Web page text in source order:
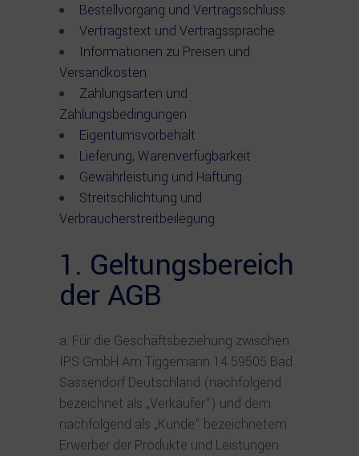
Bestellvorgang und Vertragsschluss
Vertragstext und Vertragssprache
Informationen zu Preisen und
Versandkosten
Zahlungsarten und
Zahlungsbedingungen
Eigentumsvorbehalt
Lieferung, Warenverfügbarkeit
Gewährleistung und Haftung
Streitschlichtung und
Verbraucherstreitbeilegung
1. Geltungsbereich
der AGB
Für die Geschäftsbeziehung zwischen
IPS GmbH Am Tiggemann 14 59505 Bad
Sassendorf Deutschland (nachfolgend
bezeichnet als „Verkäufer“) und dem
nachfolgend als „Kunde“ bezeichnetem
Erwerber der Produkte und Leistungen